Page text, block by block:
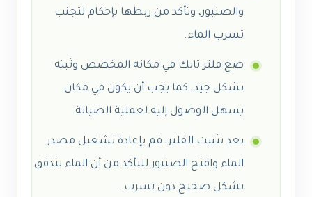
والصنبور، وتأكد من ربطها بإحكام لتجنب
تسرب الماء.
ضع فلتر تانك في مكانه المخصص وثبته
بشكل جيد، كما يجب أن يكون في مكان
يسهل الوصول إليه لعملية الصيانة.
بعد تثبيت الفلتر، قم بإعادة تشغيل مصدر
الماء وافتح الصنبور للتأكد من أن الماء يتدفق
بشكل صحيح دون تسرب.